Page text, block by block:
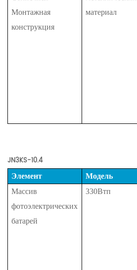
Монтажная
конструкция
материал
JN3KS-10.4
Элемент Модель
Массив
фотоэлектрических
батарей
330Втп